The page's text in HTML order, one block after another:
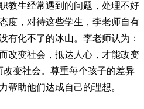
生经常遇到的问题，处理不好
度，对待这些学生，李老师自有
化不了的冰山。李老师认为：
改变社会，抵达人心，才能改变
变社会。尊重每个孩子的差异
帮助他们达成自己的理想。